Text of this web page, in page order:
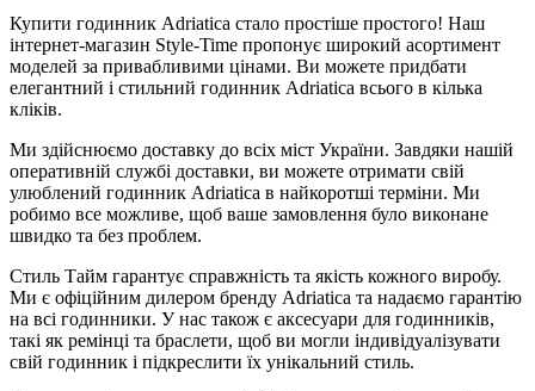
Купити годинник Adriatica стало простіше простого! Наш
інтернет-магазин Style-Time пропонує широкий асортимент
моделей за привабливими цінами. Ви можете придбати
елегантний і стильний годинник Adriatica всього в кілька
кліків.
Ми здійснюємо доставку до всіх міст України. Завдяки нашій
оперативній службі доставки, ви можете отримати свій
улюблений годинник Adriatica в найкоротші терміни. Ми
робимо все можливе, щоб ваше замовлення було виконане
швидко та без проблем.
Стиль Тайм гарантує справжність та якість кожного виробу.
Ми є офіційним дилером бренду Adriatica та надаємо гарантію
на всі годинники. У нас також є аксесуари для годинників,
такі як ремінці та браслети, щоб ви могли індивідуалізувати
свій годинник і підкреслити їх унікальний стиль.